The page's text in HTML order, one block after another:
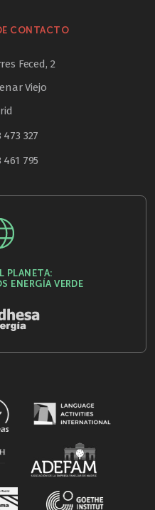
CONTACTO
Feced, 2
Viejo
473 327
461 795
PLANETA:
ENERGÍA VERDE